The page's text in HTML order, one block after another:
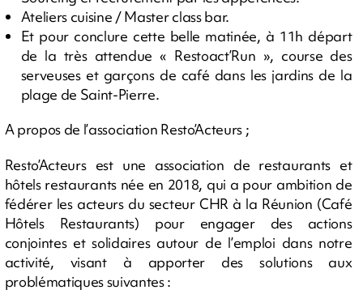
Ateliers cuisine / Master class bar.
Et pour conclure cette belle matinée, à 11h départ
de la très attendue « Restoact’Run », course des
serveuses et garçons de café dans les jardins de la
plage de Saint-Pierre.
A propos de l’association Resto’Acteurs ;
Resto’Acteurs est une association de restaurants et
hôtels restaurants née en 2018, qui a pour ambition de
fédérer les acteurs du secteur CHR à la Réunion (Café
Hôtels Restaurants) pour engager des actions
conjointes et solidaires autour de l’emploi dans notre
activité, visant à apporter des solutions aux
problématiques suivantes :